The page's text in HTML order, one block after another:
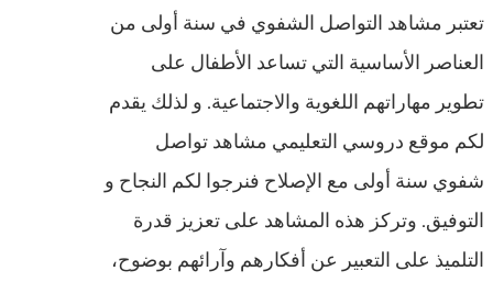
تعتبر مشاهد التواصل الشفوي في سنة أولى من
العناصر الأساسية التي تساعد الأطفال على
تطوير مهاراتهم اللغوية والاجتماعية. و لذلك يقدم
لكم موقع دروسي التعليمي مشاهد تواصل
شفوي سنة أولى مع الإصلاح فنرجوا لكم النجاح و
التوفيق. وتركز هذه المشاهد على تعزيز قدرة
التلميذ على التعبير عن أفكارهم وآرائهم بوضوح،